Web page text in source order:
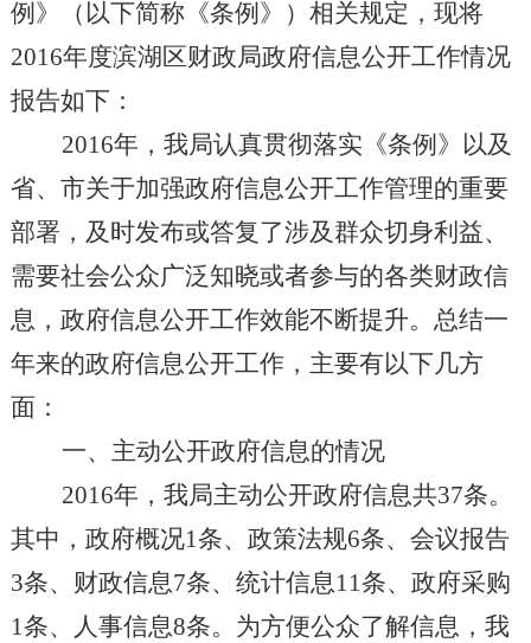
例》（以下简称《条例》）相关规定，现将
2016年度滨湖区财政局政府信息公开工作情况
报告如下：
2016年，我局认真贯彻落实《条例》以及
省、市关于加强政府信息公开工作管理的重要
部署，及时发布或答复了涉及群众切身利益、
需要社会公众广泛知晓或者参与的各类财政信
息，政府信息公开工作效能不断提升。总结一
年来的政府信息公开工作，主要有以下几方
面：
一、主动公开政府信息的情况
2016年，我局主动公开政府信息共37条。
其中，政府概况1条、政策法规6条、会议报告
3条、财政信息7条、统计信息11条、政府采购
1条、人事信息8条。为方便公众了解信息，我